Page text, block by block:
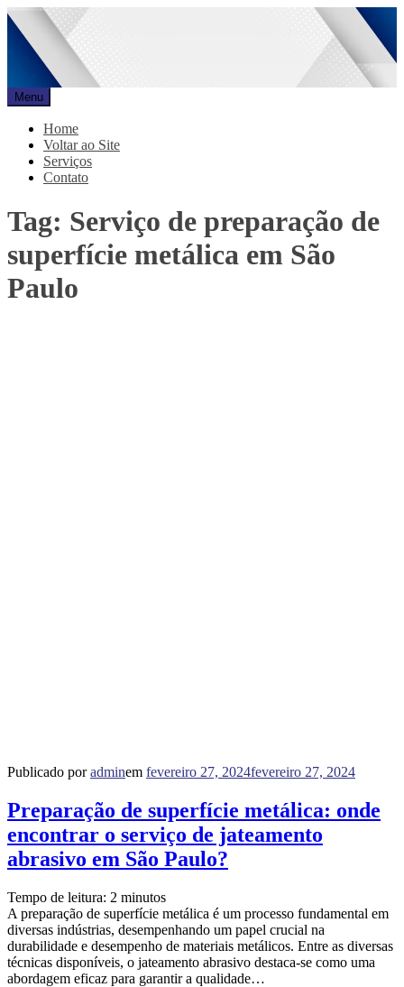
Pular
para
conteúdo
Promar
Blog
Menu
Home
Voltar ao Site
Serviços
Contato
Tag: Serviço de preparação de
superfície metálica em São
Paulo
Publicado poradminem fevereiro 27, 2024fevereiro 27, 2024
Preparação de superfície metálica: onde
encontrar o serviço de jateamento
abrasivo em São Paulo?
Tempo de leitura: 2 minutos
A preparação de superfície metálica é um processo fundamental em
diversas indústrias, desempenhando um papel crucial na
durabilidade e desempenho de materiais metálicos. Entre as diversas
técnicas disponíveis, o jateamento abrasivo destaca-se como uma
abordagem eficaz para garantir a qualidade…